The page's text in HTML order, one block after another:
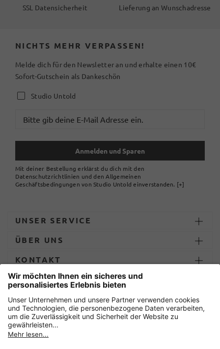
SSL Datensicherheit Lieferung an Wunschadresse
NICHTS MEHR VERPASSEN!
Melde dich für den Newsletter an und erhalte einen 10€
Sofort-Gutschein als Dankeschön
Studio Untold
Anmelden und Sparen
Mit deiner Bestellung erklärst du dich mit den
Datenschutzrichtlinien und den Allgemeinen
Geschäftsbedingungen von Studio Untold einverstanden. [+]
UNSER SERVICE
ÜBER UNS
KONTAKT
ZAHLUNG UND LIEFERUNG
Sicher einkaufen mit